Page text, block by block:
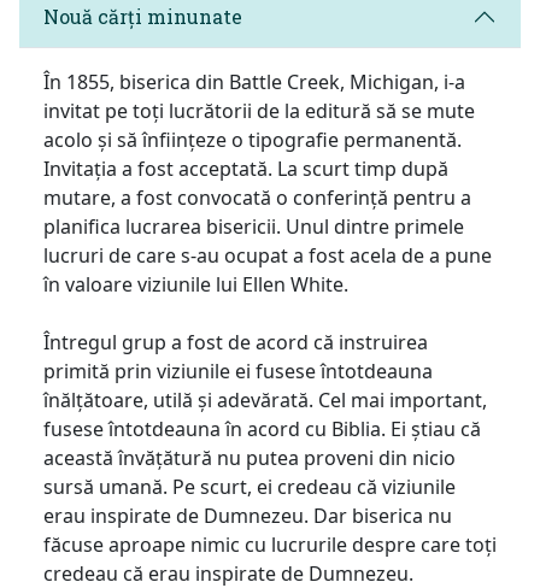
Nouă cărți minunate
În 1855, biserica din Battle Creek, Michigan, i-a
invitat pe toți lucrătorii de la editură să se mute
acolo și să înființeze o tipografie permanentă.
Invitația a fost acceptată. La scurt timp după
mutare, a fost convocată o conferință pentru a
planifica lucrarea bisericii. Unul dintre primele
lucruri de care s-au ocupat a fost acela de a pune
în valoare viziunile lui Ellen White.
Întregul grup a fost de acord că instruirea
primită prin viziunile ei fusese întotdeauna
înălțătoare, utilă și adevărată. Cel mai important,
fusese întotdeauna în acord cu Biblia. Ei știau că
această învățătură nu putea proveni din nicio
sursă umană. Pe scurt, ei credeau că viziunile
erau inspirate de Dumnezeu. Dar biserica nu
făcuse aproape nimic cu lucrurile despre care toți
credeau că erau inspirate de Dumnezeu.